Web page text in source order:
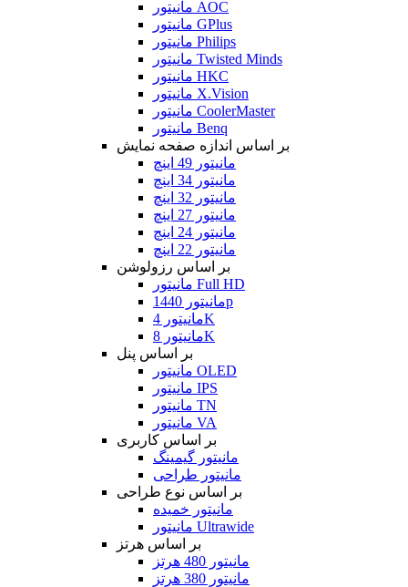
مانیتور AOC
مانیتور GPlus
مانیتور Philips
مانیتور Twisted Minds
مانیتور HKC
مانیتور X.Vision
مانیتور CoolerMaster
مانیتور Benq
بر اساس اندازه صفحه نمایش
مانیتور 49 اینچ
مانیتور 34 اینچ
مانیتور 32 اینچ
مانیتور 27 اینچ
مانیتور 24 اینچ
مانیتور 22 اینچ
بر اساس رزولوشن
مانیتور Full HD
مانیتور 1440p
مانیتور 4K
مانیتور 8K
بر اساس پنل
مانیتور OLED
مانیتور IPS
مانیتور TN
مانیتور VA
بر اساس کاربری
مانیتور گیمینگ
مانیتور طراحی
بر اساس نوع طراحی
مانیتور خمیده
مانیتور Ultrawide
بر اساس هرتز
مانیتور 480 هرتز
مانیتور 380 هرتز